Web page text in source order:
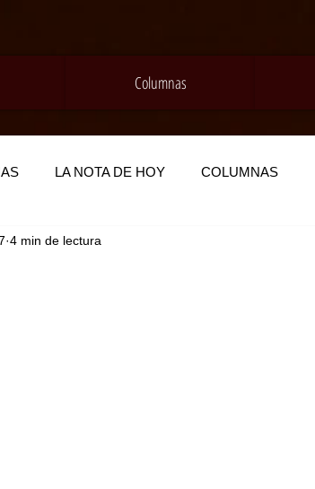
Columnas
LA NOTA DE HOY COLUMNAS
4 min de lectura